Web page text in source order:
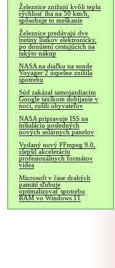
Železnice znižujú kvôli teplu
rýchlosť iba na 50 km/h,
spôsobuje to meškanie
Železnice predávajú dve
tretiny lístkov elektronicky,
po donútení cestujúcich na
takýto nákup
NASA na diaľku na sonde
Voyager 2 úspešne znížila
spotrebu
Súd zakázal samojazdiacim
Google taxíkom dobíjanie v
noci, rušili obyvateľov
NASA pripravuje ISS na
inštaláciu posledných
nových solárnych panelov
Vydaný nový FFmpeg 9.0,
zlepšil akceleráciu
profesionálnych formátov
videa
Microsoft v čase drahých
pamätí sľubuje
optimalizovať spotrebu
RAM vo Windows 11